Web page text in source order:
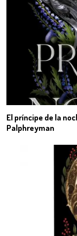
El príncipe de la
Palphreyman